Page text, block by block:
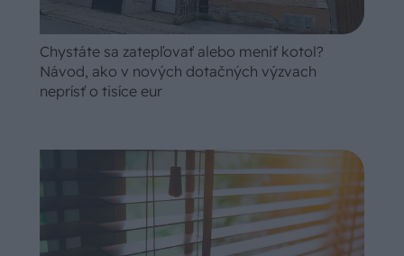
Chystáte sa zatepľovať alebo meniť kotol?
Návod, ako v nových dotačných výzvach
neprísť o tisíce eur